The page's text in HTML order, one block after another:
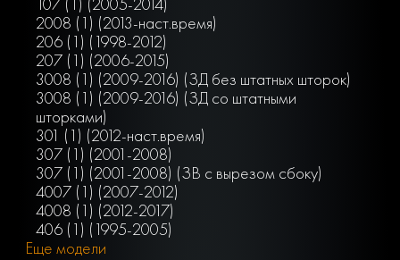
2008 (1) (2013-наст.время)
206 (1) (1998-2012)
207 (1) (2006-2015)
3008 (1) (2009-2016) (ЗД без штатных шторок)
3008 (1) (2009-2016) (ЗД со штатными
шторками)
301 (1) (2012-наст.время)
307 (1) (2001-2008)
307 (1) (2001-2008) (ЗВ с вырезом сбоку)
4007 (1) (2007-2012)
4008 (1) (2012-2017)
406 (1) (1995-2005)
Еще модели